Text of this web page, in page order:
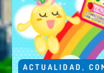
ACTUALIDAD ,